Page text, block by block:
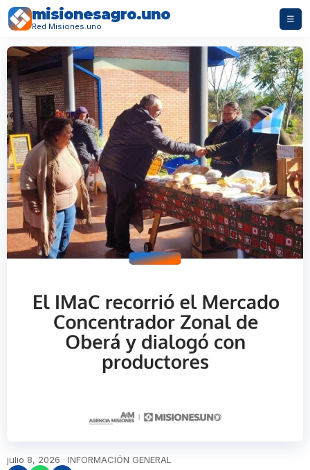
misionesagro.uno
Red Misiones.uno
☰
julio 8, 2026 · INFORMACIÓN GENERAL